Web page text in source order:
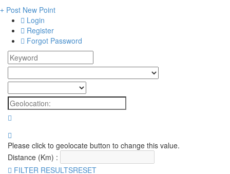
Post New Point
Login
Register
Forgot Password
Please click to geolocate button to change this value.
Distance (Km) :
FILTER RESULTSRESET